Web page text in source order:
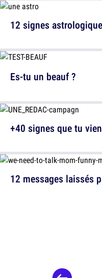
12 signes
12 messages laissés
Es-tu un beauf ?
+40 signes que tu